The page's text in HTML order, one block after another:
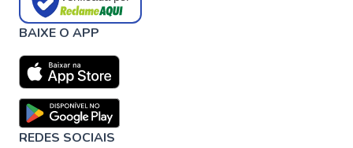
BAIXE O APP
REDES SOCIAIS